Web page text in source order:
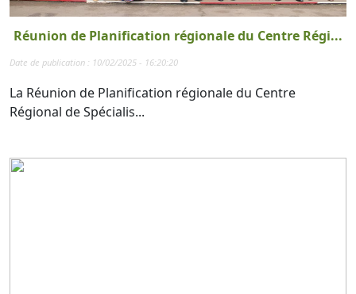
Réunion de Planification régionale du Centre Régi...
Date de publication : 10/02/2025 - 16:20:20
La Réunion de Planification régionale du Centre
Régional de Spécialis...